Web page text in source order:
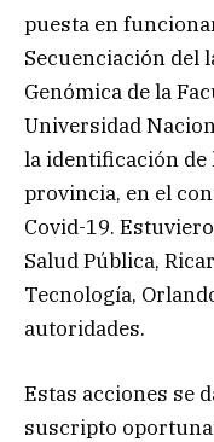
puesta en
Secuenciación del
Genómica de la
Universidad
la identificación de
provincia, en el
Covid-19.
Salud Pública,
Tecnología,
autoridades.
Estas acciones se
suscripto